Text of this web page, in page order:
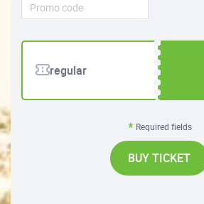
regular
Required fields
BUY TICKET